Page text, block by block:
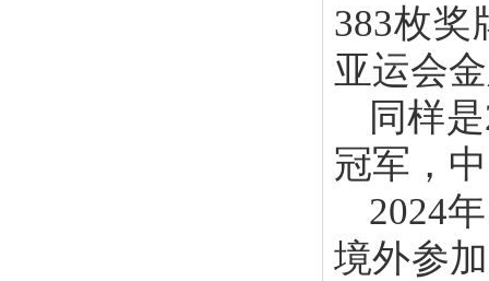
383枚奖
亚运会
同样
冠军，
2024
境外参